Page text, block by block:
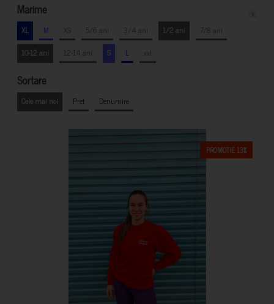
Marime
XL M XS 5/6 ani 3/4 ani 1/2 ani
7/8 ani
10-12 ani
12-14 ani S L xxl
Sortare
Cele mai noi Pret Denumire
PROMOTIE 13%